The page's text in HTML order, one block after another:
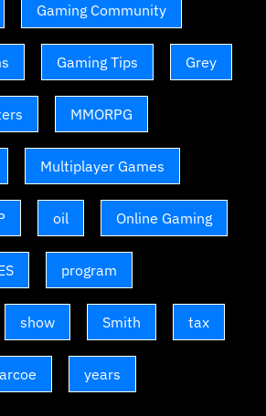
Gaming Community
Gaming Tips Grey
MMORPG
Multiplayer Games
oil Online Gaming
program
show Smith tax
years